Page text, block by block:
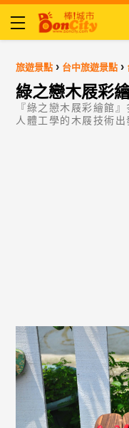
旅遊景點 › 台中旅遊景點 ›
綠之戀木屐彩
『綠之戀木屐彩繪館
人體工學的木屐技術